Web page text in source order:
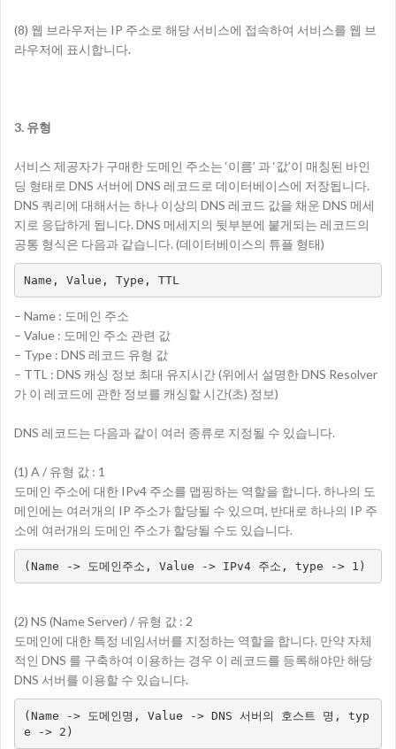
(8) 웹 브라우저는 IP 주소로 해당 서비스에 접속하여 서비스를 웹 브
라우저에 표시합니다.
3. 유형
서비스 제공자가 구매한 도메인 주소는 ‘이름’ 과 ‘값’이 매칭된 바인
딩 형태로 DNS 서버에 DNS 레코드로 데이터베이스에 저장됩니다.
DNS 쿼리에 대해서는 하나 이상의 DNS 레코드 값을 채운 DNS 메세
지로 응답하게 됩니다. DNS 메세지의 뒷부분에 붙게되는 레코드의
공통 형식은 다음과 같습니다. (데이터베이스의 튜플 형태)
Name, Value, Type, TTL
– Name : 도메인 주소
– Value : 도메인 주소 관련 값
– Type : DNS 레코드 유형 값
– TTL : DNS 캐싱 정보 최대 유지시간 (위에서 설명한 DNS Resolver
가 이 레코드에 관한 정보를 캐싱할 시간(초) 정보)
DNS 레코드는 다음과 같이 여러 종류로 지정될 수 있습니다.
(1) A / 유형 값 : 1
도메인 주소에 대한 IPv4 주소를 맵핑하는 역할을 합니다. 하나의 도
메인에는 여러개의 IP 주소가 할당될 수 있으며, 반대로 하나의 IP 주
소에 여러개의 도메인 주소가 할당될 수도 있습니다.
(Name -> 도메인주소, Value -> IPv4 주소, type -> 1)
(2) NS (Name Server) / 유형 값 : 2
도메인에 대한 특정 네임서버를 지정하는 역할을 합니다. 만약 자체
적인 DNS 를 구축하여 이용하는 경우 이 레코드를 등록해야만 해당
DNS 서버를 이용할 수 있습니다.
(Name -> 도메인명, Value -> DNS 서버의 호스트 명, typ
e -> 2)